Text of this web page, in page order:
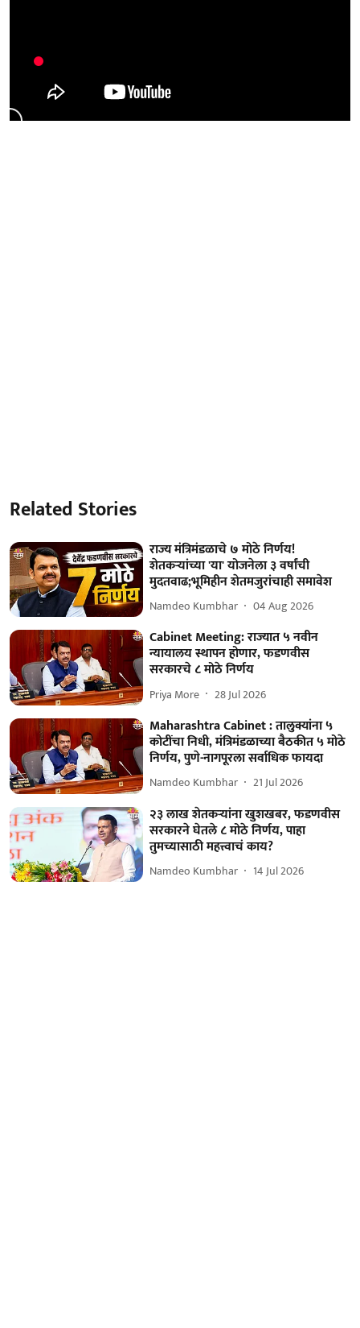
Related Stories
राज्य मंत्रिमंडळाचे ७ मोठे निर्णय!
शेतकऱ्यांच्या 'या' योजनेला ३ वर्षांची
मुदतवाढ;भूमिहीन शेतमजुरांचाही समावेश
Namdeo Kumbhar 04 Aug 2026
Cabinet Meeting: राज्यात ५ नवीन
न्यायालय स्थापन होणार, फडणवीस
सरकारचे ८ मोठे निर्णय
Priya More 28 Jul 2026
Maharashtra Cabinet : तालुक्यांना ५
कोटींचा निधी, मंत्रिमंडळाच्या बैठकीत ५ मोठे
निर्णय, पुणे-नागपूरला सर्वाधिक फायदा
Namdeo Kumbhar 21 Jul 2026
२३ लाख शेतकऱ्यांना खुशखबर, फडणवीस
सरकारने घेतले ८ मोठे निर्णय, पाहा
तुमच्यासाठी महत्त्वाचं काय?
Namdeo Kumbhar 14 Jul 2026